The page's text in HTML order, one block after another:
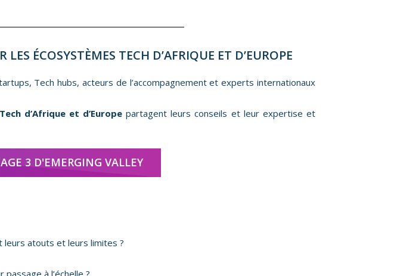
ÉCOSYSTÈMES TECH D’AFRIQUE ET D’EUROPE
Tech hubs, acteurs de l’accompagnement et experts internationaux
d’Afrique et d’Europe partagent leurs conseils et leur expertise et
3 D'EMERGING VALLEY
leurs atouts et leurs limites ?